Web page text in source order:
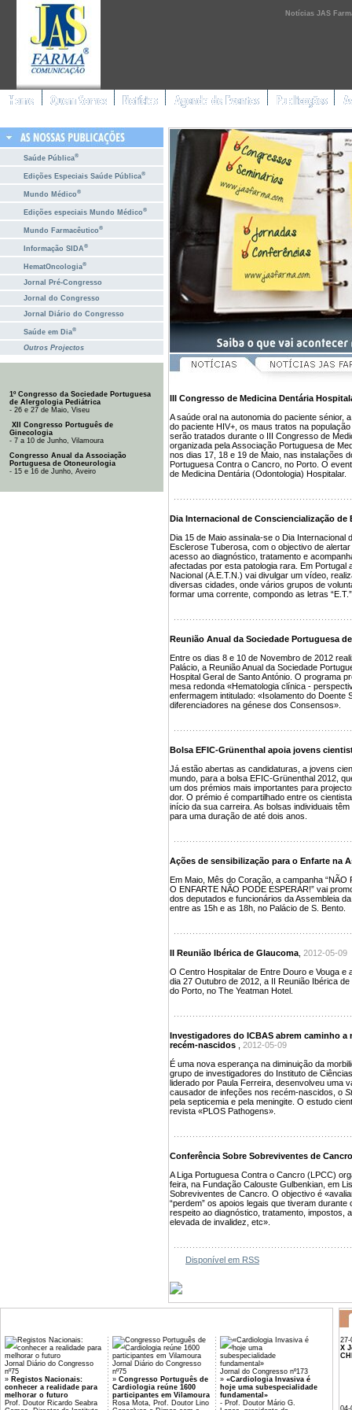
Notícias JAS
Saúde Pública®
Edições Especiais Saúde Pública®
Mundo Médico®
Edições especiais Mundo Médico®
Mundo Farmacêutico®
Informação SIDA®
HematOncologia®
Jornal Pré-Congresso
Jornal do Congresso
Jornal Diário do Congresso
Saúde em Dia®
Outros Projectos
1º Congresso da Sociedade Portuguesa
de Alergologia Pediátrica
- 26 e 27 de Maio, Viseu
XII Congresso Português de
Ginecologia
- 7 a 10 de Junho, Vilamoura
Congresso Anual da Associação
Portuguesa de Otoneurologia
- 15 e 16 de Junho, Aveiro
III Congresso de Medicina Dentária
A saúde oral na autonomia do paciente sénior,
do paciente HIV+, os maus tratos na
serão tratados durante o III Congresso de
organizada pela Associação Portuguesa de
nos dias 17, 18 e 19 de Maio, nas instalações
Portuguesa Contra o Cancro, no Porto. O
de Medicina Dentária (Odontologia) Hospitalar.
Dia Internacional de Consciencialização de
Dia 15 de Maio assinala-se o Dia Internacional
Esclerose Tuberosa, com o objectivo de
acesso ao diagnóstico, tratamento e
afectadas por esta patologia rara. Em
Nacional (A.E.T.N.) vai divulgar um vídeo,
diversas cidades, onde vários grupos de
formar uma corrente, compondo as letras
Reunião Anual da Sociedade Portuguesa
Entre os dias 8 e 10 de Novembro de 2012
Palácio, a Reunião Anual da Sociedade
Hospital Geral de Santo António. O programa
mesa redonda «Hematologia clínica -
enfermagem intitulado: «Isolamento do Doente
diferenciadores na génese dos Consensos».
Bolsa EFIC-Grünenthal apoia jovens
Já estão abertas as candidaturas, a jovens
mundo, para a bolsa EFIC-Grünenthal 2012,
um dos prémios mais importantes para
dor. O prémio é compartilhado entre os
início da sua carreira. As bolsas individuais
para uma duração de até dois anos.
Ações de sensibilização para o Enfarte na
Em Maio, Mês do Coração, a campanha “NÃO
O ENFARTE NÃO PODE ESPERAR!” vai
dos deputados e funcionários da Assembleia
entre as 15h e as 18h, no Palácio de S. Bento.
II Reunião Ibérica de Glaucoma 2012-05-09
O Centro Hospitalar de Entre Douro e Vouga e
dia 27 Outubro de 2012, a II Reunião Ibérica
do Porto, no The Yeatman Hotel.
Investigadores do ICBAS abrem caminho
recém-nascidos
2012-05-09
É uma nova esperança na diminuição da
grupo de investigadores do Instituto de
liderado por Paula Ferreira, desenvolveu uma
causador de infeções nos recém-nascidos, o
pela septicemia e pela meningite. O estudo
revista «PLOS Pathogens».
Conferência Sobre Sobreviventes de Cancro
A Liga Portuguesa Contra o Cancro (LPCC)
feira, na Fundação Calouste Gulbenkian, em
Sobreviventes de Cancro. O objectivo é
“perdem” os apoios legais que tiveram
respeito ao diagnóstico, tratamento, impostos,
elevada de invalidez, etc».
Disponível em RSS
Jornal Diário do Congresso
nº75
» Registos Nacionais:
conhecer a realidade para
melhorar o futuro
Prof. Doutor Ricardo Seabra
Jornal Diário do Congresso
nº75
» Congresso Português de
Cardiologia reúne 1600
participantes em Vilamoura
Rosa Mota, Prof. Doutor Lino
Jornal do Congresso nº173
» «Cardiologia Invasiva é
hoje uma subespecialidade
fundamental»
- Prof. Doutor Mário G.
27-
X
04-